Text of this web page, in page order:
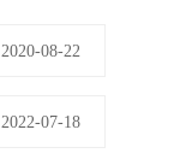
2020-08-22
2022-07-18